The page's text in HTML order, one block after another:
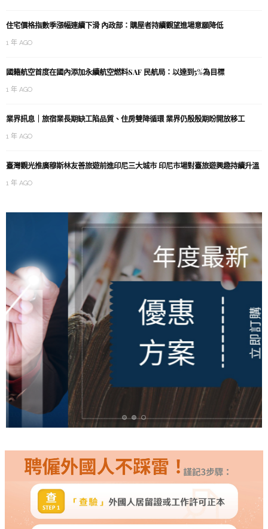
住宅價格指數季漲幅連續下滑 內政部：購屋者持續觀望進場意願降低
1 年 AGO
國籍航空首度在國內添加永續航空燃料SAF 民航局：以達到5%為目標
1 年 AGO
業界訊息｜旅宿業長期缺工陷品質、住房雙降循環 業界仍殷殷期盼開放移工
1 年 AGO
臺灣觀光推廣穆斯林友善旅遊前進印尼三大城市 印尼市場對臺旅遊興趣持續升溫
1 年 AGO